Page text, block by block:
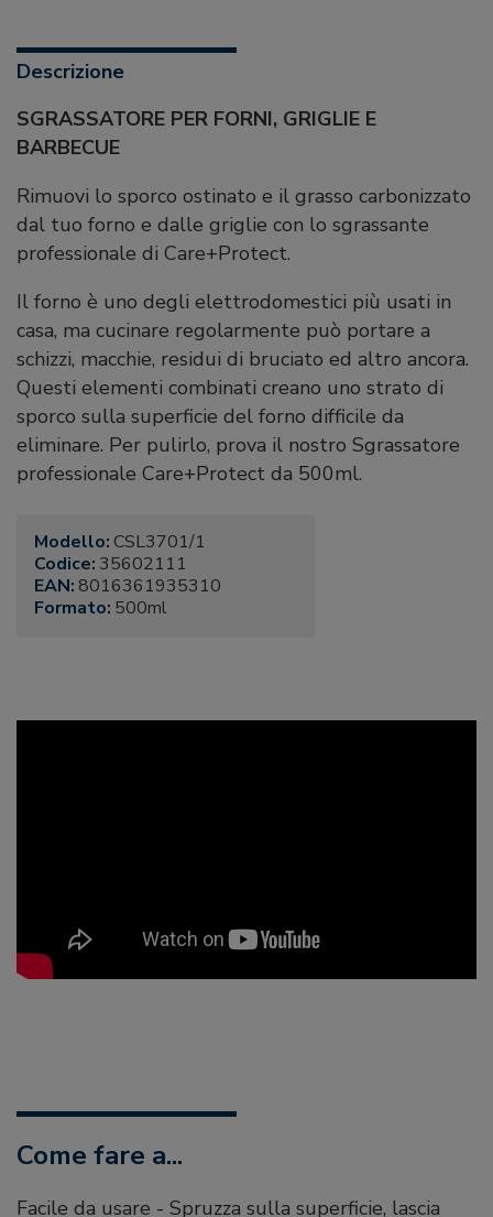
Descrizione
SGRASSATORE PER FORNI, GRIGLIE E
BARBECUE
Rimuovi lo sporco ostinato e il grasso carbonizzato
dal tuo forno e dalle griglie con lo sgrassante
professionale di Care+Protect.
Il forno è uno degli elettrodomestici più usati in
casa, ma cucinare regolarmente può portare a
schizzi, macchie, residui di bruciato ed altro ancora.
Questi elementi combinati creano uno strato di
sporco sulla superficie del forno difficile da
eliminare. Per pulirlo, prova il nostro Sgrassatore
professionale Care+Protect da 500ml.
Modello: CSL3701/1
Codice: 35602111
EAN: 8016361935310
Formato: 500ml
Come fare a...
Facile da usare - Spruzza sulla superficie, lascia